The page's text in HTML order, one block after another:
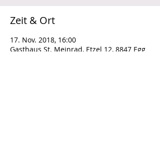
Zeit & Ort
17. Nov. 2018, 16:00
Gasthaus St. Meinrad, Etzel 12, 8847 Egg